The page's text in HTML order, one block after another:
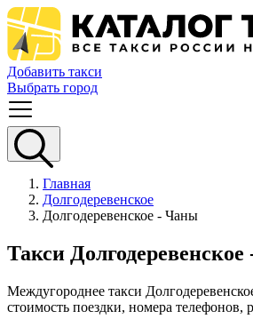
Добавить такси
Выбрать город
Главная
Долгодеревенское
Долгодеревенское - Чаны
Такси
Междугороднее такси
стоимость поездки, номера телефонов,